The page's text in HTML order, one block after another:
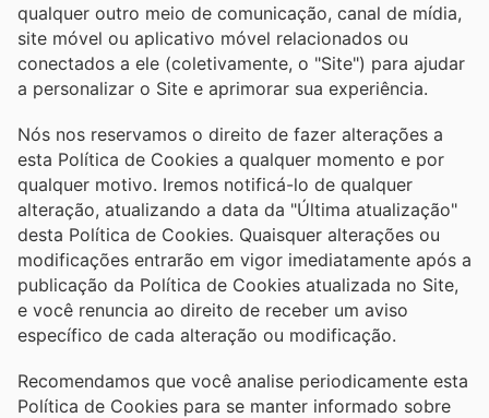
qualquer outro meio de comunicação, canal de mídia,
site móvel ou aplicativo móvel relacionados ou
conectados a ele (coletivamente, o "Site") para ajudar
a personalizar o Site e aprimorar sua experiência.
Nós nos reservamos o direito de fazer alterações a
esta Política de Cookies a qualquer momento e por
qualquer motivo. Iremos notificá-lo de qualquer
alteração, atualizando a data da "Última atualização"
desta Política de Cookies. Quaisquer alterações ou
modificações entrarão em vigor imediatamente após a
publicação da Política de Cookies atualizada no Site,
e você renuncia ao direito de receber um aviso
específico de cada alteração ou modificação.
Recomendamos que você analise periodicamente esta
Política de Cookies para se manter informado sobre